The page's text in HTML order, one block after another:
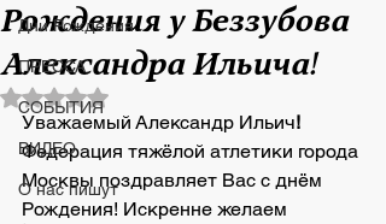
Дни Рождения
ПРЕССА
СОБЫТИЯ
ВИДЕО
О нас пишут
Рождения у Беззубова
Александра Ильича!
Оценка: не число из 5 звезд.
Уважаемый Александр Ильич!
Федерация тяжёлой атлетики города
Москвы поздравляет Вас с днём
Рождения! Искренне желаем